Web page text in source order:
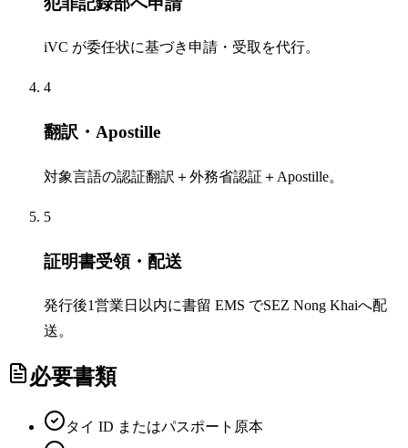
iVC が委任状に基づき申請・受取を代行。
4
翻訳・Apostille
対象言語の認証翻訳＋外務省認証＋Apostille。
5
証明書受領・配送
発行後1営業日以内に書留 EMS でSEZ Nong Khaiへ配
送。
必要書類
タイ ID またはパスポート原本